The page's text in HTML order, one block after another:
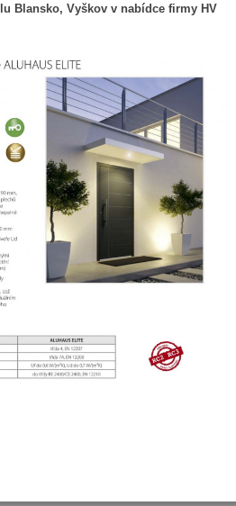
Blansko, Vyškov v nabídce firmy HV